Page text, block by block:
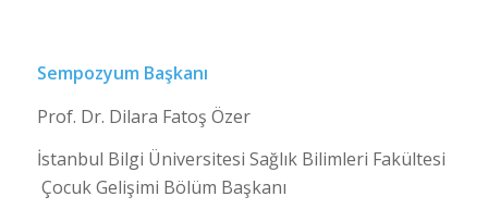
Sempozyum Başkanı
Prof. Dr. Dilara Fatoş Özer
İstanbul Bilgi Üniversitesi Sağlık Bilimleri Fakültesi
Çocuk Gelişimi Bölüm Başkanı